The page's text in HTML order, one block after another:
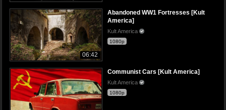
06:42
Abandoned WW1 Fortresses [Kult
America]
Kult America
1080p
Communist Cars [Kult America]
Kult America
1080p